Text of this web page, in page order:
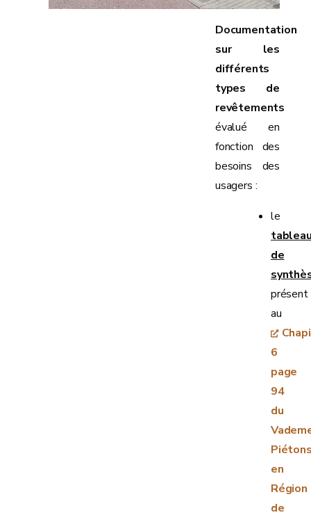
Documentation
sur les
différents
types de
revêtements
évalué en
fonction des
besoins des
usagers :
le
de
présent
au
6
page
94
du
en
Région
de